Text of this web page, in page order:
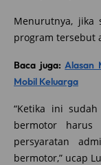
Menurutnya, jika
program tersebut
Baca juga:Alasan
Mobil Keluarga
“Ketika ini
bermotor
persyaratan
bermotor,” ucap